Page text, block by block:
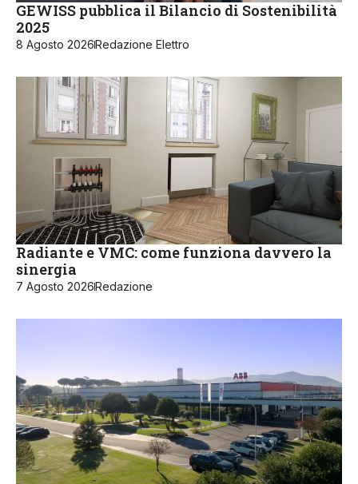
GEWISS pubblica il Bilancio di Sostenibilità
2025
8 Agosto 2026Redazione Elettro
Radiante e VMC: come funziona davvero la
sinergia
7 Agosto 2026Redazione